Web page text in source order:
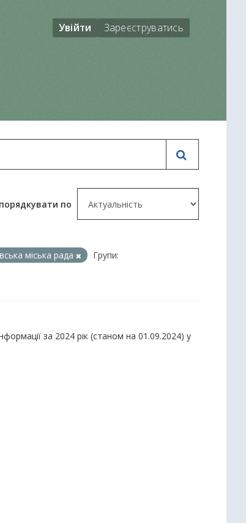
Увійти Зареєструватись
по
міська рада
Групи:
за 2024 рік (станом на 01.09.2024) у